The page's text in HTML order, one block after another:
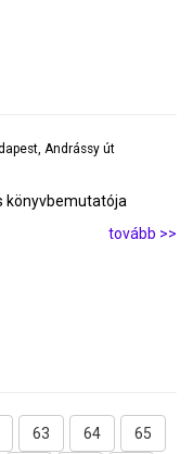
Andrássy út
könyvbemutatója
tovább >>
63 64 65